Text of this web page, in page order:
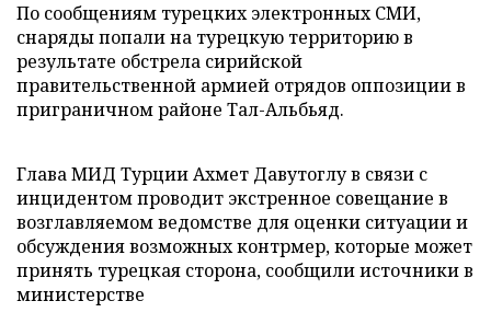
По сообщениям турецких электронных СМИ,
снаряды попали на турецкую территорию в
результате обстрела сирийской
правительственной армией отрядов оппозиции в
приграничном районе Тал-Альбьяд.
Глава МИД Турции Ахмет Давутоглу в связи с
инцидентом проводит экстренное совещание в
возглавляемом ведомстве для оценки ситуации и
обсуждения возможных контрмер, которые может
принять турецкая сторона, сообщили источники в
министерстве